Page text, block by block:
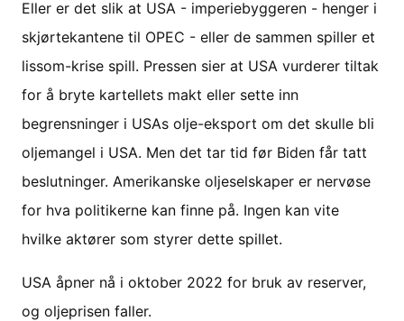
Eller er det slik at USA - imperiebyggeren - henger i
skjørtekantene til OPEC - eller de sammen spiller et
lissom-krise spill. Pressen sier at USA vurderer tiltak
for å bryte kartellets makt eller sette inn
begrensninger i USAs olje-eksport om det skulle bli
oljemangel i USA. Men det tar tid før Biden får tatt
beslutninger. Amerikanske oljeselskaper er nervøse
for hva politikerne kan finne på. Ingen kan vite
hvilke aktører som styrer dette spillet.
USA åpner nå i oktober 2022 for bruk av reserver,
og oljeprisen faller.